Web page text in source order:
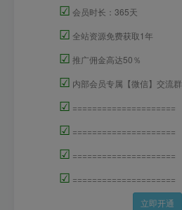
☑ 会员时长：365天
☑ 全站资源免费获取1年
☑ 推广佣金高达50％
☑ 内部会员专属【微信】交流群
☑ =====================
☑ =====================
☑ =====================
☑ =====================
立即开通